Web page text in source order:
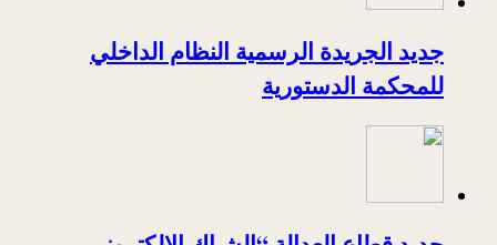
جديد الجريدة الرسمية النظام الداخلي
للمحكمة الدستورية